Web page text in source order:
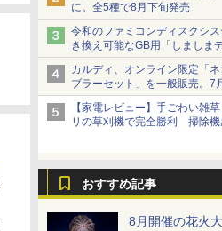
に。全5種で8月下旬発売
令和のファミコンディスクシ
き換え可能なGB用「しましま
ム」
カルディ、オンライン限定「
ブラーセット」を一般販売。7
当選無効分
【家電レビュー】手ごわい雑
リの草刈機で完全勝利 掃除機
おすすめ記事
8月開催の花火大